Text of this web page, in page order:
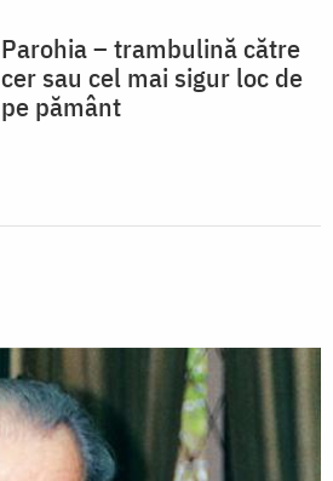
Parohia – trambulină către
cer sau cel mai sigur loc de
pe pământ